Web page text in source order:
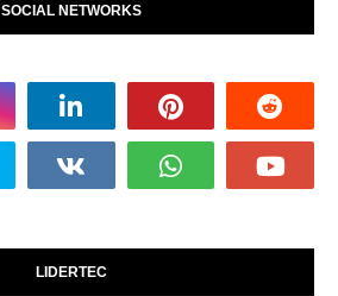
SOCIAL NETWORKS
LIDERTEC